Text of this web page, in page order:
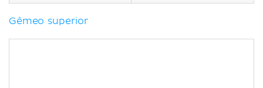
Gêmeo superior